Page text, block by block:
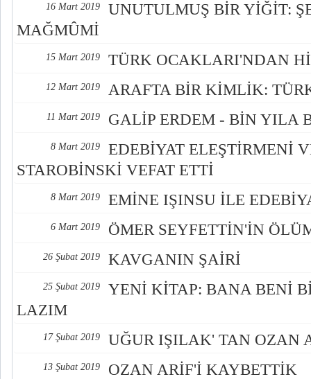
16 Mart 2019
UNUTULMUŞ BİR YİĞİT:
MAĞMÛMİ
15 Mart 2019 TÜRK OCAKLARI'NDAN
12 Mart 2019 ARAFTA BİR KİMLİK:
11 Mart 2019 GALİP ERDEM - BİN YILA
8 Mart 2019
EDEBİYAT ELEŞTİRMENİ
STAROBİNSKİ VEFAT ETTİ
8 Mart 2019 EMİNE IŞINSU İLE
6 Mart 2019 ÖMER SEYFETTİN'İN
26 Şubat 2019 KAVGANIN ŞAİRİ
25 Şubat 2019
YENİ KİTAP: BANA BENİ
LAZIM
17 Şubat 2019 UĞUR IŞILAK' TAN OZAN
13 Şubat 2019 OZAN ARİF'İ KAYBETTİK